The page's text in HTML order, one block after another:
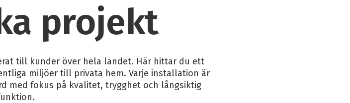
projekt
till kunder över hela landet. Här hittar du ett
miljöer till privata hem. Varje installation är
med fokus på kvalitet, trygghet och långsiktig